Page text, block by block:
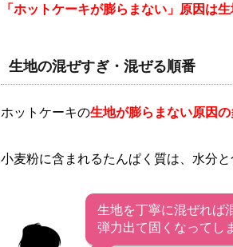
「ホットケーキが膨らまない」原因は
生地の混ぜすぎ・混ぜる順番
ホットケーキの生地が膨らまない原因
小麦粉に含まれるたんぱく質は、水分
生地を丁寧に混ぜれば
弾力出て固くなってし